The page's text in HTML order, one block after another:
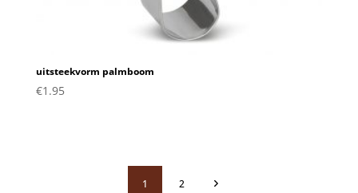
uitsteekvorm palmboom
€1.95
1 2